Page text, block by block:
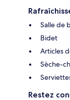
Salle de
Bidet
Articles
Sèche-
Restez